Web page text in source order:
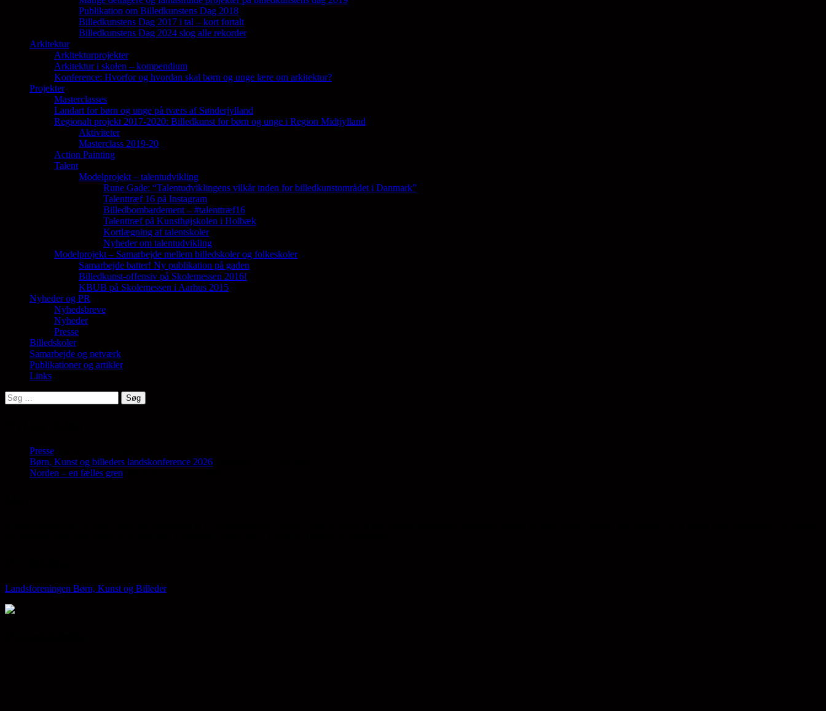
Publikation om Billedkunstens Dag 2018
Billedkunstens Dag 2017 i tal – kort fortalt
Billedkunstens Dag 2024 slog alle rekorder
Arkitektur
Arkitekturprojekter
Arkitektur i skolen – kompendium
Konference: Hvorfor og hvordan skal børn og unge lære om arkitektur?
Projekter
Masterclasses
Landart for børn og unge på tværs af Sønderjylland
Regionalt projekt 2017-2020: Billedkunst for børn og unge i Region Midtjylland
Aktiviteter
Masterclass 2019-20
Action Painting
Talent
Modelprojekt – talentudvikling
Rune Gade: “Talentudviklingens vilkår inden for billedkunstområdet i Danmark”
Talenttræf 16 på Instagram
Billedbombardement – #talenttræf16
Talenttræf på Kunsthøjskolen i Holbæk
Kortlægning af talentskoler
Nyheder om talentudvikling
Modelprojekt – Samarbejde mellem billedskoler og folkeskoler
Samarbejde batter! Ny publikation på gaden
Billedkunst-offensiv på Skolemessen 2016!
KBUB på Skolemessen i Aarhus 2015
Nyheder og PR
Nyhedsbreve
Nyheder
Presse
Billedskoler
Samarbejde og netværk
Publikationer og artikler
Links
Søg
efter:
Presse
Børn, Kunst og billeders landskonference 2026
Norden – en fælles gren
Landsforeningen Børn, Kunst og Billeder